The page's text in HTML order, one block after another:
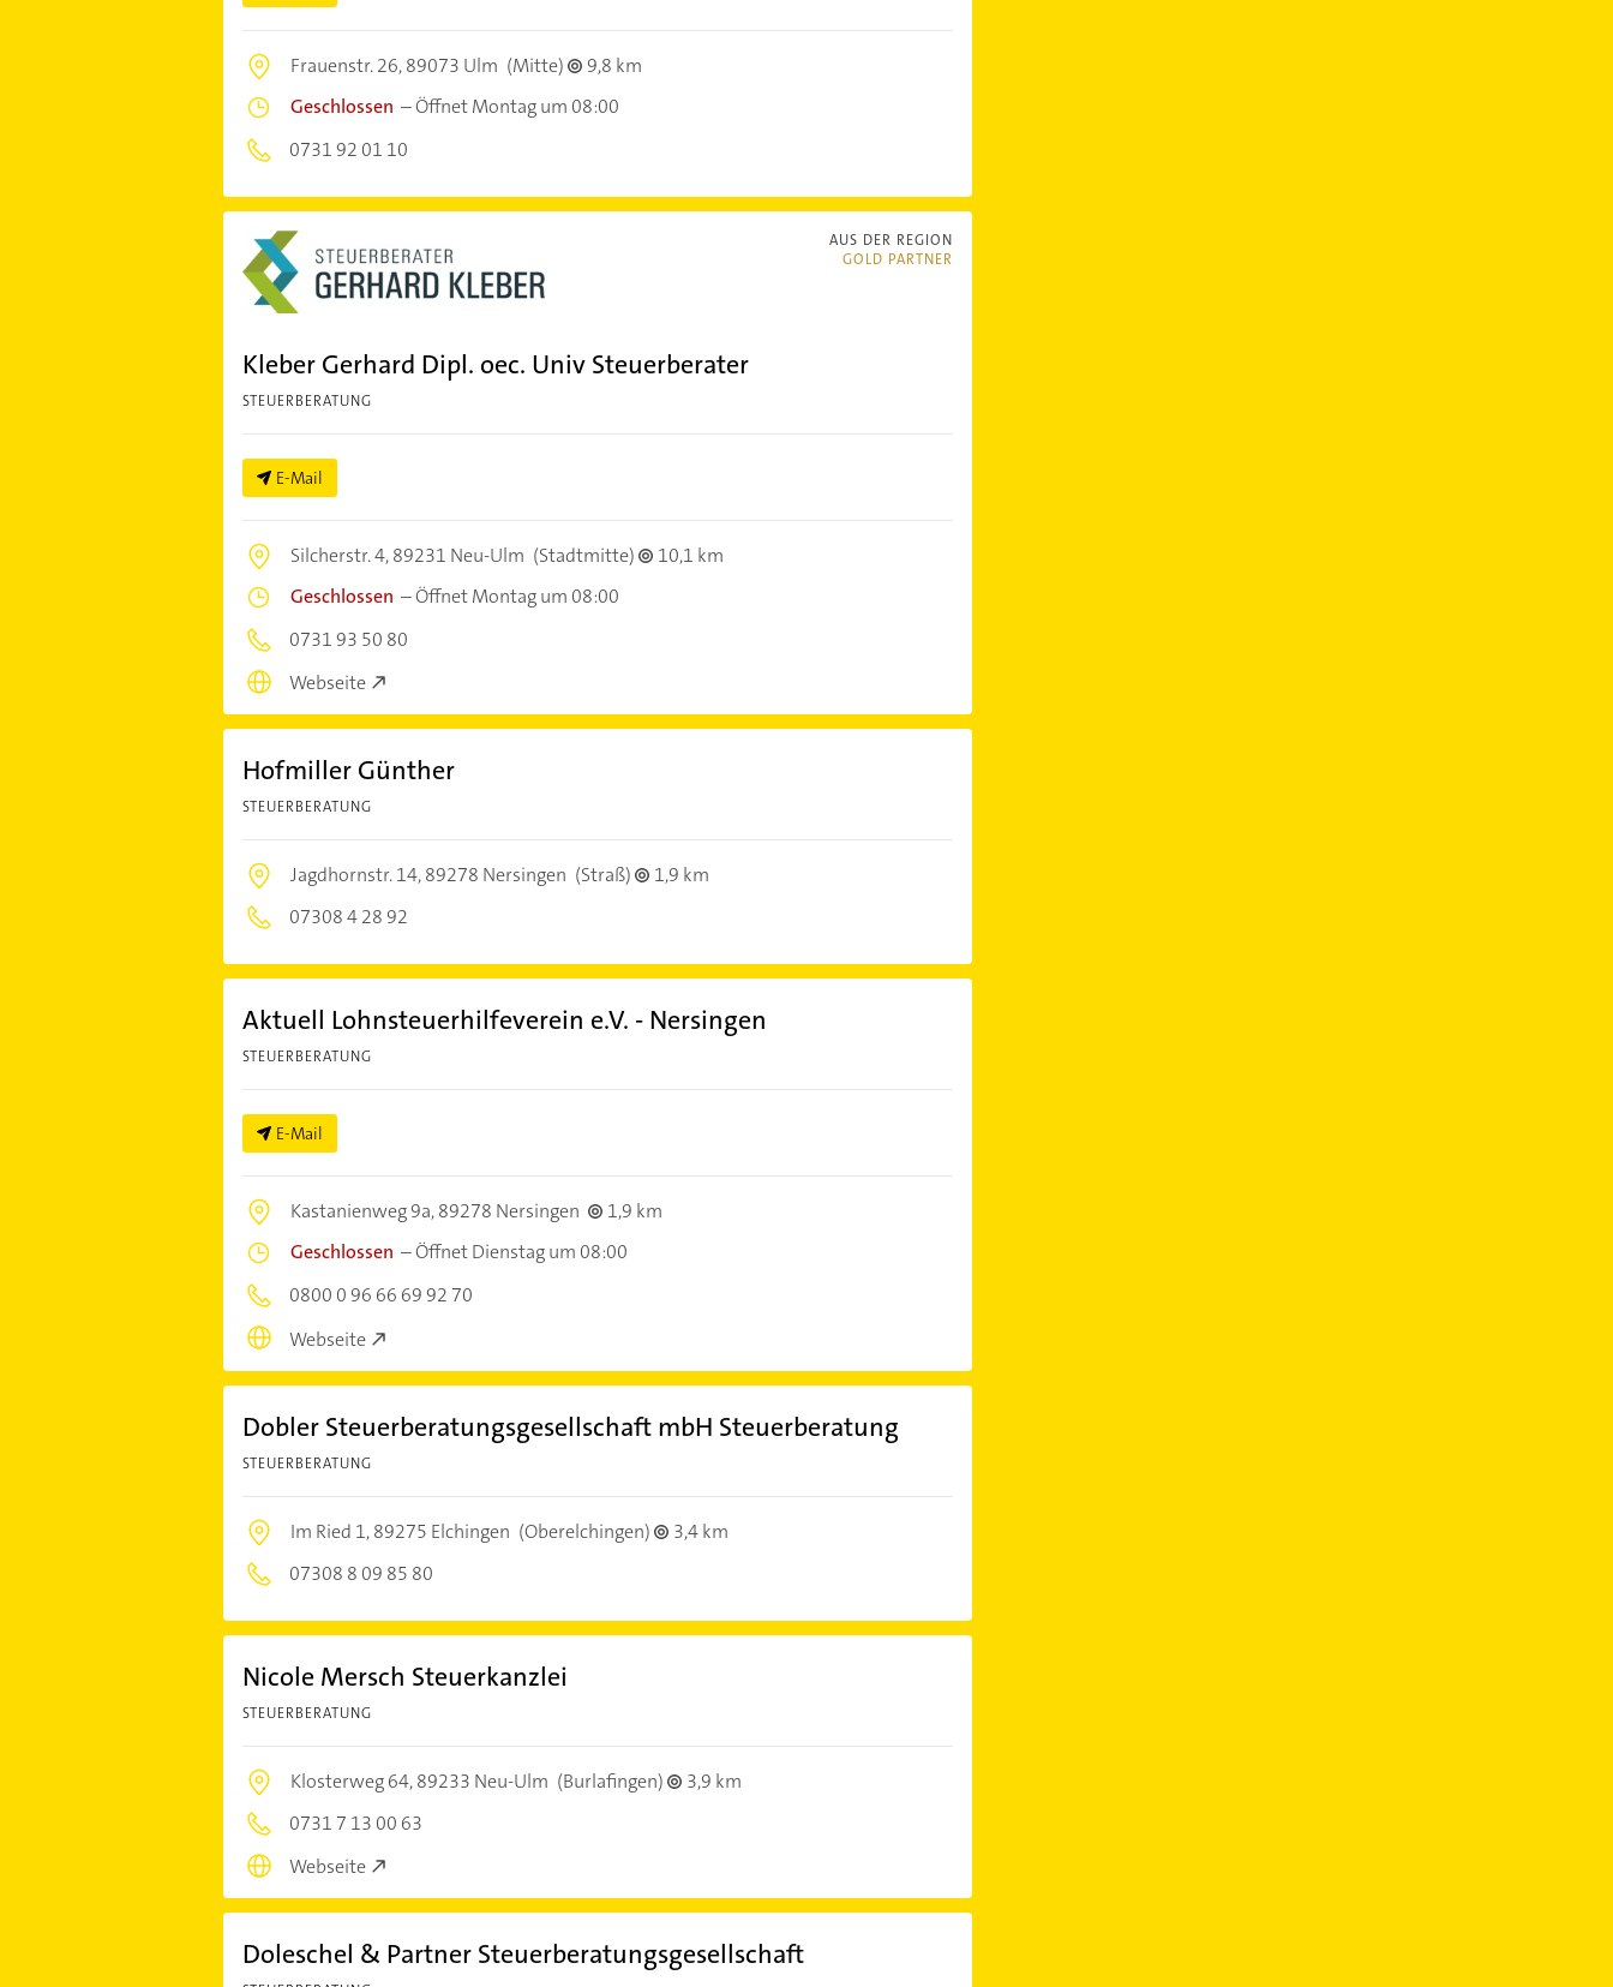
Frauenstr. 26,89073 Ulm (Mitte)
9,8 km
Geschlossen –Öffnet Montag um 08:00
0731 92 01 10
AUS DER REGION
GOLD PARTNER
Kleber Gerhard Dipl. oec. Univ Steuerberater
STEUERBERATUNG
E-Mail
Silcherstr. 4,89231 Neu-Ulm (Stadtmitte)
10,1 km
Geschlossen –Öffnet Montag um 08:00
0731 93 50 80
Webseite
Hofmiller Günther
STEUERBERATUNG
Jagdhornstr. 14,89278 Nersingen (Straß)
1,9 km
07308 4 28 92
Aktuell Lohnsteuerhilfeverein e.V. - Nersingen
STEUERBERATUNG
E-Mail
Kastanienweg 9a,89278 Nersingen
1,9 km
Geschlossen –Öffnet Dienstag um 08:00
0800 0 96 66 69 92 70
Webseite
Dobler Steuerberatungsgesellschaft mbH Steuerberatung
STEUERBERATUNG
Im Ried 1,89275 Elchingen (Oberelchingen)
3,4 km
07308 8 09 85 80
Nicole Mersch Steuerkanzlei
STEUERBERATUNG
Klosterweg 64,89233 Neu-Ulm (Burlafingen)
3,9 km
0731 7 13 00 63
Webseite
Doleschel & Partner Steuerberatungsgesellschaft